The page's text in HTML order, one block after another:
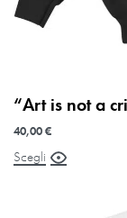
“Art is not a
40,00€
Scegli